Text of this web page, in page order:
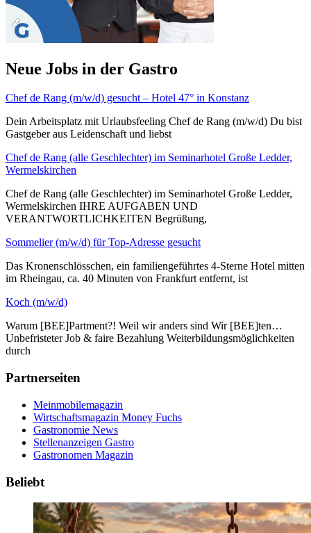
Neue Jobs in der Gastro
Chef de Rang (m/w/d) gesucht – Hotel 47° in Konstanz
Dein Arbeitsplatz mit Urlaubsfeeling Chef de Rang (m/w/d) Du bist
Gastgeber aus Leidenschaft und liebst
Chef de Rang (alle Geschlechter) im Seminarhotel Große Ledder,
Wermelskirchen
Chef de Rang (alle Geschlechter) im Seminarhotel Große Ledder,
Wermelskirchen IHRE AUFGABEN UND
VERANTWORTLICHKEITEN Begrüßung,
Sommelier (m/w/d) für Top-Adresse gesucht
Das Kronenschlösschen, ein familiengeführtes 4-Sterne Hotel mitten
im Rheingau, ca. 40 Minuten von Frankfurt entfernt, ist
Koch (m/w/d)
Warum [BEE]Partment?! Weil wir anders sind Wir [BEE]ten…
Unbefristeter Job & faire Bezahlung Weiterbildungsmöglichkeiten
durch
Partnerseiten
Meinmobilemagazin
Wirtschaftsmagazin Money Fuchs
Gastronomie News
Stellenanzeigen Gastro
Gastronomen Magazin
Beliebt